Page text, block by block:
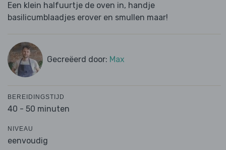
Een klein halfuurtje de oven in, handje
basilicumblaadjes erover en smullen maar!
Gecreëerd door: Max
BEREIDINGSTIJD
40 - 50 minuten
NIVEAU
eenvoudig